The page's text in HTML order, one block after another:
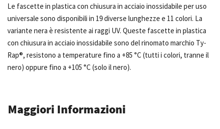
Le fascette in plastica con chiusura in acciaio inossidabile per uso
universale sono disponibili in 19 diverse lunghezze e 11 colori. La
variante nera è resistente ai raggi UV. Queste fascette in plastica
con chiusura in acciaio inossidabile sono del rinomato marchio Ty-
Rap®, resistono a temperature fino a +85 °C (tutti i colori, tranne il
nero) oppure fino a +105 °C (solo il nero).
Maggiori Informazioni